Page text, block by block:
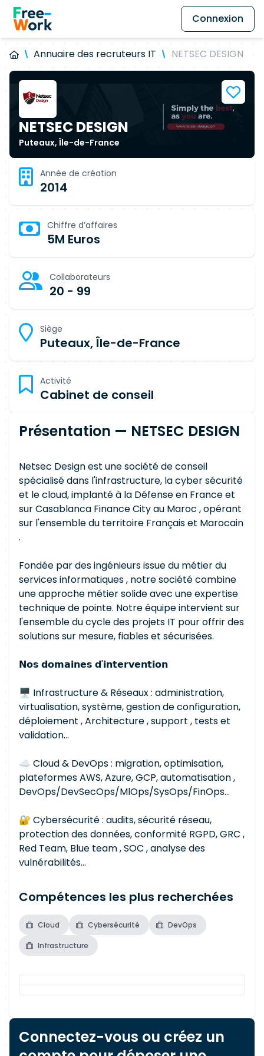
Connexion
Annuaire des recruteurs IT NETSEC DESIGN
NETSEC DESIGN
Puteaux, Île-de-France
Année de création
2014
Chiffre d’affaires
5M Euros
Collaborateurs
20 - 99
Siège
Puteaux, Île-de-France
Activité
Cabinet de conseil
Présentation — NETSEC DESIGN
Netsec Design est une société de conseil
spécialisé dans l'infrastructure, la cyber sécurité
et le cloud, implanté à la Défense en France et
sur Casablanca Finance City au Maroc , opérant
sur l'ensemble du territoire Français et Marocain
.
Fondée par des ingénieurs issue du métier du
services informatiques , notre société combine
une approche métier solide avec une expertise
technique de pointe. Notre équipe intervient sur
l'ensemble du cycle des projets IT pour offrir des
solutions sur mesure, fiables et sécurisées.
𝗡𝗼𝘀 𝗱𝗼𝗺𝗮𝗶𝗻𝗲𝘀 𝗱'𝗶𝗻𝘁𝗲𝗿𝘃𝗲𝗻𝘁𝗶𝗼𝗻
🖥 Infrastructure & Réseaux : administration,
virtualisation, système, gestion de configuration,
déploiement , Architecture , support , tests et
validation…
☁️ Cloud & DevOps : migration, optimisation,
plateformes AWS, Azure, GCP, automatisation ,
DevOps/DevSecOps/MlOps/SysOps/FinOps…
🔐 Cybersécurité : audits, sécurité réseau,
protection des données, conformité RGPD, GRC ,
Red Team, Blue team , SOC , analyse des
vulnérabilités…
Compétences les plus recherchées
Cloud Cybersécurité DevOps
Infrastructure
Connectez-vous ou créez un